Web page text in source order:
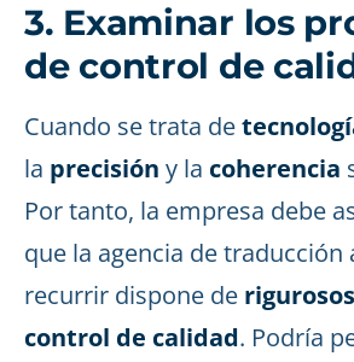
3. Examinar los
de control de
Cuando se trata de
la precisión y la coherencia
Por tanto, la empresa debe
que la agencia de traducción
recurrir dispone de
control de calidad. Podría